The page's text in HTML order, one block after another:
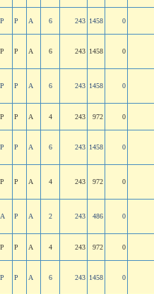
P P A 6 243 1458 0
P P A 6 243 1458 0
P P A 6 243 1458 0
P P A 4 243 972 0
P P A 6 243 1458 0
P P A 4 243 972 0
A P A 2 243 486 0
P P A 4 243 972 0
P P A 6 243 1458 0